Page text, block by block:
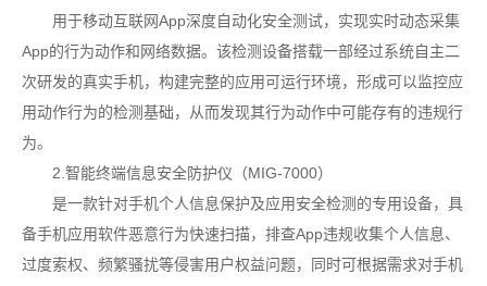
用于移动互联网App深度自动化安全测试，实现实时动态采集
App的行为动作和网络数据。该检测设备搭载一部经过系统自主二
次研发的真实手机，构建完整的应用可运行环境，形成可以监控应
用动作行为的检测基础，从而发现其行为动作中可能存有的违规行
为。
2.智能终端信息安全防护仪（MIG-7000）
是一款针对手机个人信息保护及应用安全检测的专用设备，具
备手机应用软件恶意行为快速扫描，排查App违规收集个人信息、
过度索权、频繁骚扰等侵害用户权益问题，同时可根据需求对手机